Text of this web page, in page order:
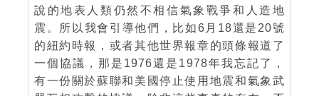
說的地表人類仍然不相信氣象戰爭和人造地
震。所以我會引導他們，比如6月18還是20號
的紐約時報，或者其他世界報章的頭條報道了
一個協議，那是1976還是1978年我忘記了，
有一份關於蘇聯和美國停止使用地震和氣象武